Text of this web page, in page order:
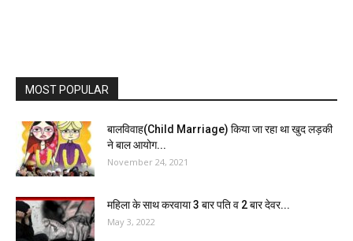
MOST POPULAR
बालविवाह(Child Marriage) किया जा रहा था खुद लड़की
ने बाल आयोग...
November 24, 2021
महिला के साथ करवाया 3 बार पति व 2 बार देवर...
May 3, 2022